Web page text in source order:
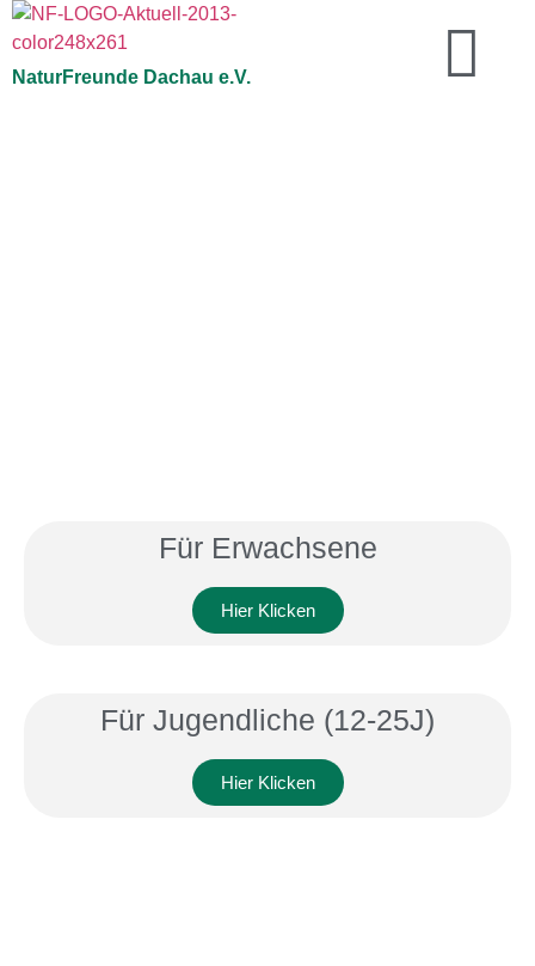
NaturFreunde Dachau e.V.
Für Erwachsene
Hier Klicken
Für Jugendliche (12-25J)
Hier Klicken